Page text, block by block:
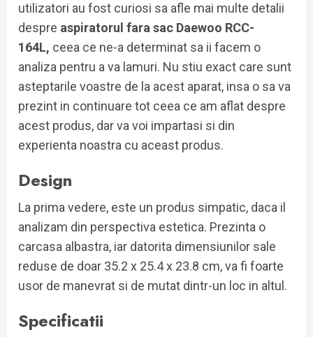
utilizatori au fost curiosi sa afle mai multe detalii
despre aspiratorul fara sac Daewoo RCC-
164L, ceea ce ne-a determinat sa ii facem o
analiza pentru a va lamuri. Nu stiu exact care sunt
asteptarile voastre de la acest aparat, insa o sa va
prezint in continuare tot ceea ce am aflat despre
acest produs, dar va voi impartasi si din
experienta noastra cu aceast produs.
Design
La prima vedere, este un produs simpatic, daca il
analizam din perspectiva estetica. Prezinta o
carcasa albastra, iar datorita dimensiunilor sale
reduse de doar 35.2 x 25.4 x 23.8 cm, va fi foarte
usor de manevrat si de mutat dintr-un loc in altul.
Specificatii